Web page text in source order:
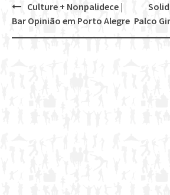
Post
navigation
Palco
Culture + Nonpalidece |
Bar Opinião em Porto Alegre